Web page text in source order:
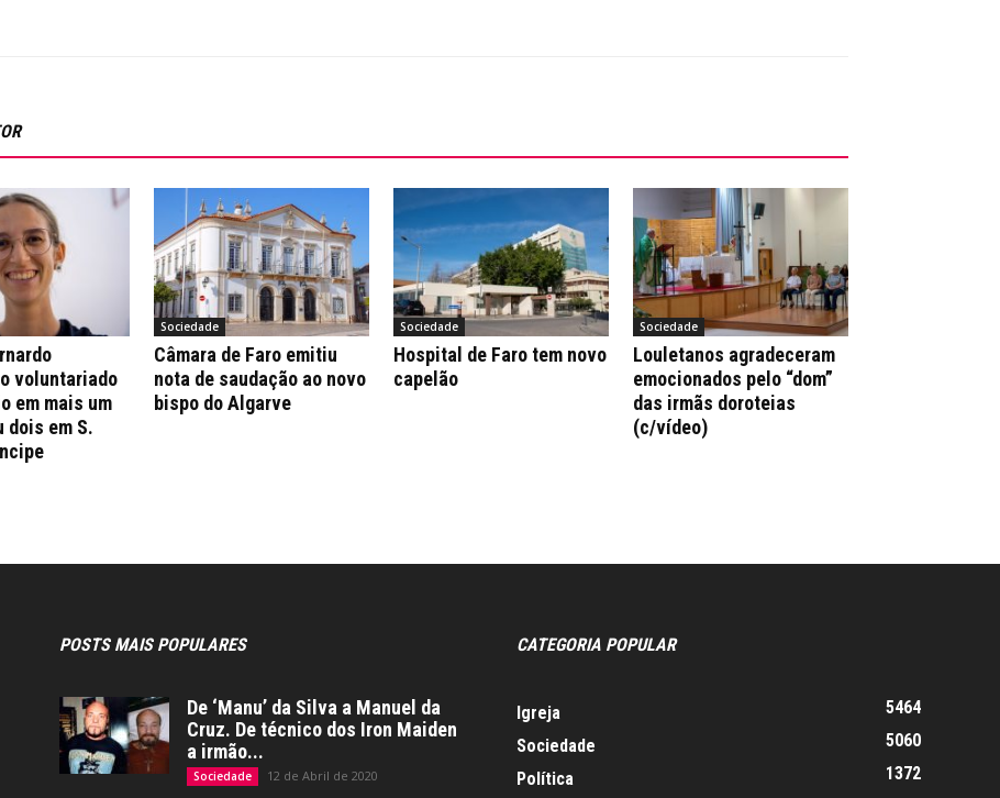
voluntariado
em mais um
dois em S.
Sociedade
Câmara de Faro emitiu
nota de saudação ao novo
bispo do Algarve
Sociedade
Hospital de Faro tem novo
capelão
Sociedade
Louletanos agradeceram
emocionados pelo “dom”
das irmãs doroteias
(c/vídeo)
POSTS MAIS POPULARES
De ‘Manu’ da Silva a Manuel da
Cruz. De técnico dos Iron Maiden
a irmão...
Sociedade 12 de Abril de 2020
CATEGORIA POPULAR
Igreja
5464
Sociedade
5060
Política
1372